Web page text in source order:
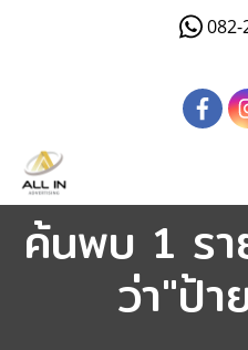
082-
ค้นพบ 1 รา
ว่า"ป้